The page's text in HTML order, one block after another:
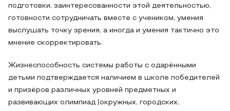
подготовки, заинтересованности этой деятельностью,
готовности сотрудничать вместе с учеником, умения
выслушать точку зрения, а иногда и умения тактично это
мнение скорректировать.
Жизнеспособность системы работы с одарёнными
детьми подтверждается наличием в школе победителей
и призёров различных уровней предметных и
развивающих олимпиад (окружных, городских,